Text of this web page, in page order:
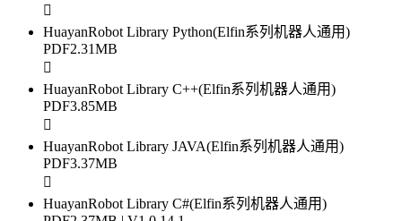
HuayanRobot Library Python(Elfin系列机器人通用)
PDF2.31MB
HuayanRobot Library C++(Elfin系列机器人通用)
PDF3.85MB
HuayanRobot Library JAVA(Elfin系列机器人通用)
PDF3.37MB
HuayanRobot Library C#(Elfin系列机器人通用)